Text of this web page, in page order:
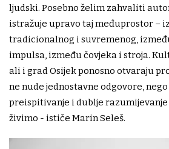
ljudski. Posebno želim zahvaliti
istražuje upravo taj međuprostor –
tradicionalnog i suvremenog,
impulsa, između čovjeka i stroja.
ali i grad Osijek ponosno otvaraju
ne nude jednostavne odgovore,
preispitivanje i dublje razumijevanje
živimo - ističe Marin Seleš.